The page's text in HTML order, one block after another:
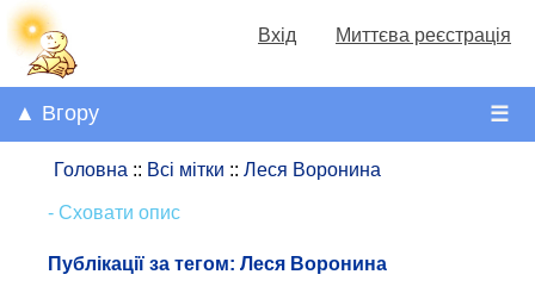
Вхід Миттєва реєстрація
☰
▲ Вгору
Головна :: Всі мітки :: Леся Воронина
- Сховати опис
Публікації за тегом: Леся Воронина